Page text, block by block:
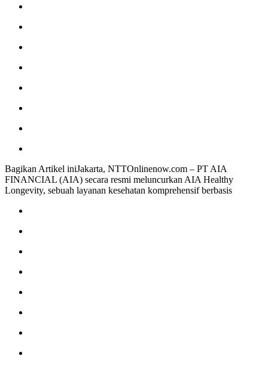
Bagikan Artikel iniJakarta, NTTOnlinenow.com – PT AIA
FINANCIAL (AIA) secara resmi meluncurkan AIA Healthy
Longevity, sebuah layanan kesehatan komprehensif berbasis